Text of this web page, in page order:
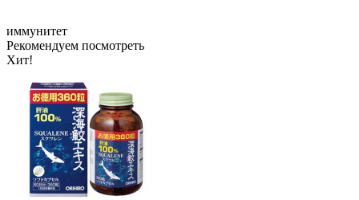
иммунитет
Рекомендуем посмотреть
Хит!